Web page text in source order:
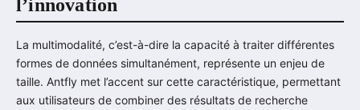
l’innovation
La multimodalité, c’est-à-dire la capacité à traiter différentes
formes de données simultanément, représente un enjeu de
taille. Antfly met l’accent sur cette caractéristique, permettant
aux utilisateurs de combiner des résultats de recherche